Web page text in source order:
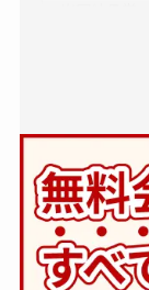
出雲殿冠婚
レクスト関
株式会社平
全国儀式サ